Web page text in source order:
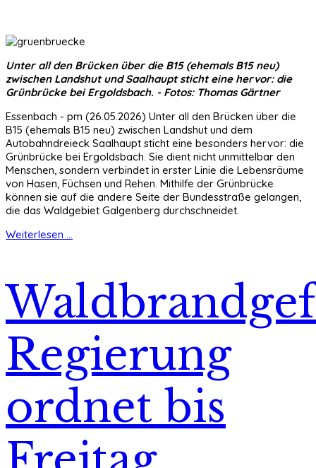
Unter all den Brücken über die B15 (ehemals B15 neu)
zwischen Landshut und Saalhaupt sticht eine hervor: die
Grünbrücke bei Ergoldsbach. - Fotos: Thomas Gärtner
Essenbach - pm (26.05.2026) Unter all den Brücken über die
B15 (ehemals B15 neu) zwischen Landshut und dem
Autobahndreieck Saalhaupt sticht eine besonders hervor: die
Grünbrücke bei Ergoldsbach. Sie dient nicht unmittelbar den
Menschen, sondern verbindet in erster Linie die Lebensräume
von Hasen, Füchsen und Rehen. Mithilfe der Grünbrücke
können sie auf die andere Seite der Bundesstraße gelangen,
die das Waldgebiet Galgenberg durchschneidet.
Weiterlesen ...
Regierung
ordnet bis